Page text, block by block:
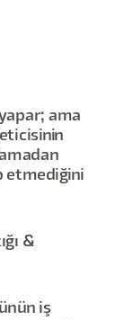
ama
etmediğini
&
iş